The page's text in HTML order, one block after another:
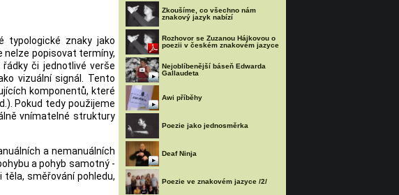
typologické znaky jako
nelze popisovat termíny,
či jednotlivé verše
vizuální signál. Tento
komponentů, které
Pokud tedy použijeme
vnímatelné struktury
a nemanuálních
a pohyb samotný -
směřování pohledu,
Zkoušíme, co všechno nám
znakový jazyk nabízí
Rozhovor se Zuzanou Hájkovou o
poezii v českém znakovém jazyce
Nejoblíbenější báseň Edwarda
Gallaudeta
Awi příběhy
Poezie jako jednosměrka
Deaf Ninja
Poezie ve znakovém jazyce /2/